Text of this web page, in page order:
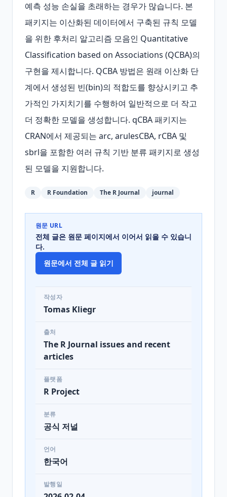
예측 성능 손실을 초래하는 경우가 많습니다. 본
패키지는 이산화된 데이터에서 구축된 규칙 모델
을 위한 후처리 알고리즘 모음인 Quantitative
Classification based on Associations (QCBA)의
구현을 제시합니다. QCBA 방법은 원래 이산화 단
계에서 생성된 빈(bin)의 적합도를 향상시키고 추
가적인 가지치기를 수행하여 일반적으로 더 작고
더 정확한 모델을 생성합니다. qCBA 패키지는
CRAN에서 제공되는 arc, arulesCBA, rCBA 및
sbrl을 포함한 여러 규칙 기반 분류 패키지로 생성
된 모델을 지원합니다.
R R Foundation The R Journal journal
원문 URL
전체 글은 원문 페이지에서 이어서 읽을 수 있습니
다.
원문에서 전체 글 읽기
작성자
Tomas Kliegr
출처
The R Journal issues and recent
articles
플랫폼
R Project
분류
공식 저널
언어
한국어
발행일